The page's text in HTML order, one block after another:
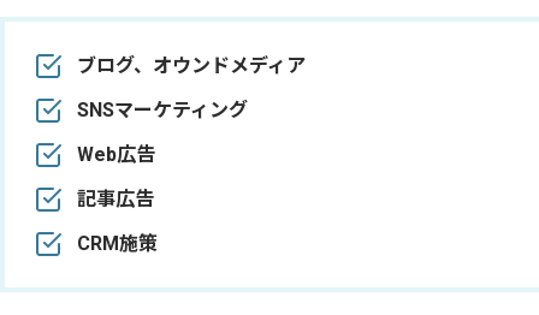
ブログ、オウンドメディア
SNSマーケティング
Web広告
記事広告
CRM施策